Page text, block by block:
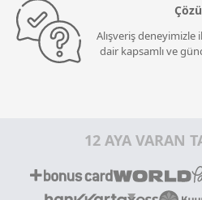
Alışveriş deneyimizle
dair kapsamlı ve
12 AYA VARAN